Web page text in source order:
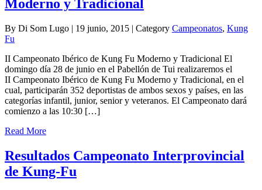
Moderno y Tradicional
By Di Som Lugo | 19 junio, 2015 | Category Campeonatos, Kung
Fu
II Campeonato Ibérico de Kung Fu Moderno y Tradicional El
domingo día 28 de junio en el Pabellón de Tui realizaremos el
II Campeonato Ibérico de Kung Fu Moderno y Tradicional, en el
cual, participarán 352 deportistas de ambos sexos y países, en las
categorías infantil, junior, senior y veteranos. El Campeonato dará
comienzo a las 10:30 […]
Read More
Resultados Campeonato Interprovincial
de Kung-Fu